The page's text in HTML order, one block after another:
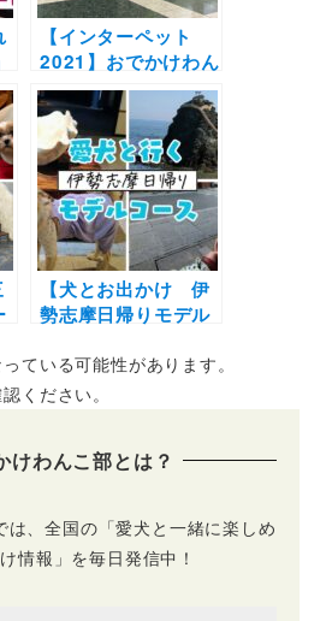
【インターペット
2021】おでかけわん
こ部が注目したブー
ス６選！ | わんこと
乗れる自転車や新発
売のお散歩記録サー
ビスなど画像付きで
ご紹介！
【犬とお出かけ 伊
勢志摩日帰りモデル
と宝石を巡る！おか
げ横丁～コクリコル
ている可能性があります。
ください。
けわんこ部とは？
は、全国の「愛犬と一緒に楽しめ
情報」を毎日発信中！